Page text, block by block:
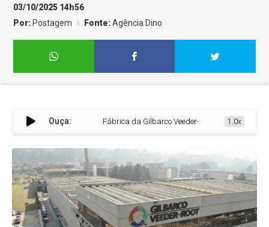
03/10/2025 14h56
Por: Postagem Fonte:Agência Dino
Ouça: Fábrica da Gilbarco Veeder-Root no Brasil passa a
1.0x